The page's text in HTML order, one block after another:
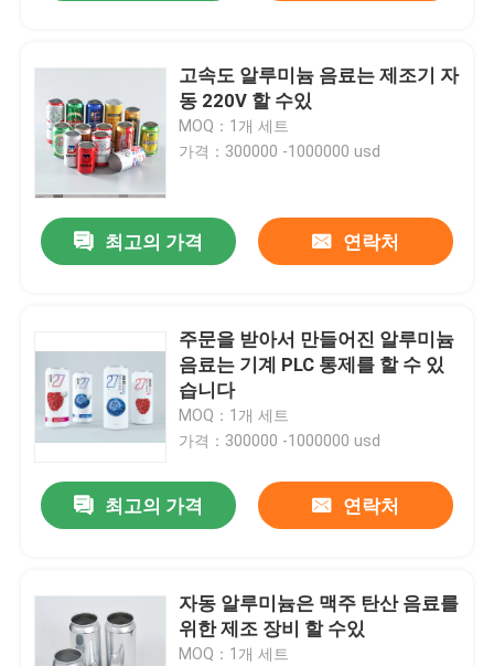
고속도 알루미늄 음료는 제조기 자
동 220V 할 수있
MOQ：1개 세트
가격：300000 -1000000 usd
최고의 가격 연락처
주문을 받아서 만들어진 알루미늄
음료는 기계 PLC 통제를 할 수 있
습니다
MOQ：1개 세트
가격：300000 -1000000 usd
최고의 가격 연락처
자동 알루미늄은 맥주 탄산 음료를
위한 제조 장비 할 수있
MOQ：1개 세트